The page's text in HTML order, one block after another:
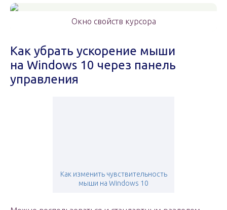
Окно свойств курсора
Как убрать ускорение мыши
на Windows 10 через панель
управления
Как изменить чувствительность
мыши на Windows 10